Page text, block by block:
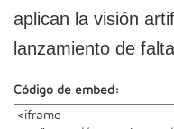
aplican la visión
lanzamiento de
Código de embed: